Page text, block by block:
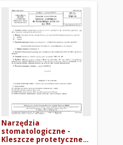
Narzędzia
stomatologiczne -
Kleszcze protetyczne